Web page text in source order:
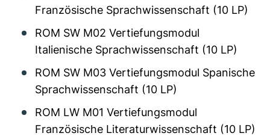
Französische Sprachwissenschaft (10 LP)
ROM SW M02 Vertiefungsmodul
Italienische Sprachwissenschaft (10 LP)
ROM SW M03 Vertiefungsmodul Spanische
Sprachwissenschaft (10 LP)
ROM LW M01 Vertiefungsmodul
Französische Literaturwissenschaft (10 LP)